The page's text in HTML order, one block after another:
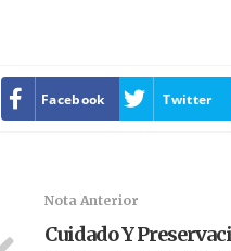
Facebook Twitter
Nota Anterior
Cuidado Y